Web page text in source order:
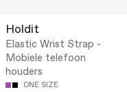
Holdit
Elastic Wrist Strap -
Mobiele telefoon
houders
ONE SIZE